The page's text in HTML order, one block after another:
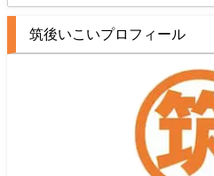
筑後いこいプロフィール